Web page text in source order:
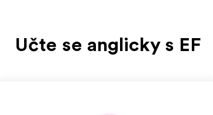
Učte se anglicky s EF